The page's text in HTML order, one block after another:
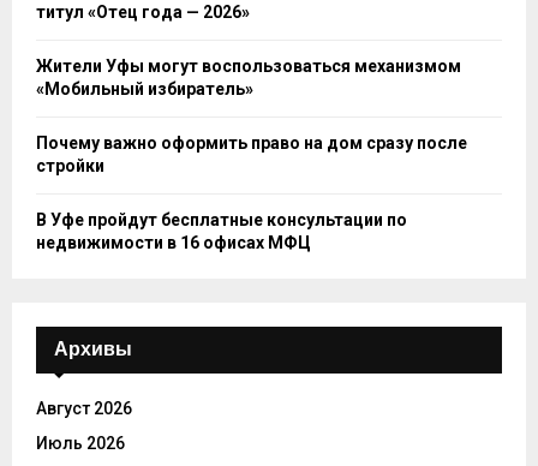
титул «Отец года — 2026»
Жители Уфы могут воспользоваться механизмом
«Мобильный избиратель»
Почему важно оформить право на дом сразу после
стройки
В Уфе пройдут бесплатные консультации по
недвижимости в 16 офисах МФЦ
Архивы
Август 2026
Июль 2026